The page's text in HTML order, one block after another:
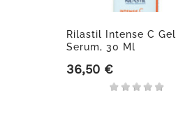
Rilastil Intense C Gel
Serum, 30 Ml
Precio
36,50 €